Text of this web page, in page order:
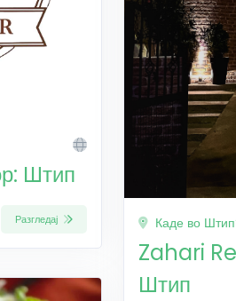
Штип
Разгледај Каде во
Zahari
Штип